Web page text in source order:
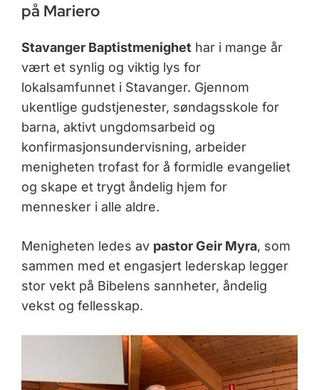
på Mariero
Stavanger Baptistmenighet har i mange år
vært et synlig og viktig lys for
lokalsamfunnet i Stavanger. Gjennom
ukentlige gudstjenester, søndagsskole for
barna, aktivt ungdomsarbeid og
konfirmasjonsundervisning, arbeider
menigheten trofast for å formidle evangeliet
og skape et trygt åndelig hjem for
mennesker i alle aldre.
Menigheten ledes av pastor Geir Myra, som
sammen med et engasjert lederskap legger
stor vekt på Bibelens sannheter, åndelig
vekst og fellesskap.